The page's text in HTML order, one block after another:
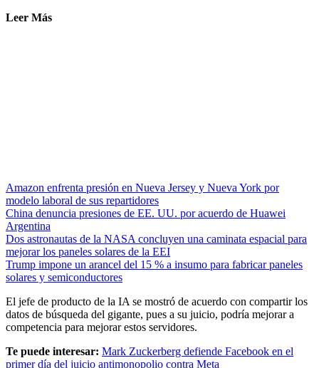
Leer Más
Amazon enfrenta presión en Nueva Jersey y Nueva York por
modelo laboral de sus repartidores
China denuncia presiones de EE. UU. por acuerdo de Huawei
Argentina
Dos astronautas de la NASA concluyen una caminata espacial para
mejorar los paneles solares de la EEI
Trump impone un arancel del 15 % a insumo para fabricar paneles
solares y semiconductores
El jefe de producto de la IA se mostró de acuerdo con compartir los
datos de búsqueda del gigante, pues a su juicio, podría mejorar a
competencia para mejorar estos servidores.
Te puede interesar: Mark Zuckerberg defiende Facebook en el
primer día del juicio antimonopolio contra Meta